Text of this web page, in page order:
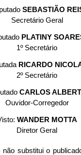
SEBASTIÃO
Secretário Geral
PLATINY
1º Secretário
RICARDO
2º Secretário
CARLOS
Ouvidor-Corregedor
WANDER MOTTA
Diretor Geral
não substitui o